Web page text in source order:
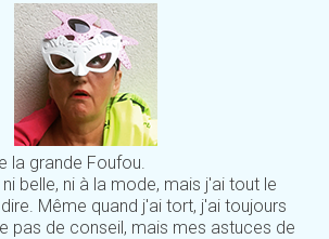
la grande Foufou.
belle, ni à la mode, mais j'ai tout le
Même quand j'ai tort, j'ai toujours
pas de conseil, mais mes astuces de